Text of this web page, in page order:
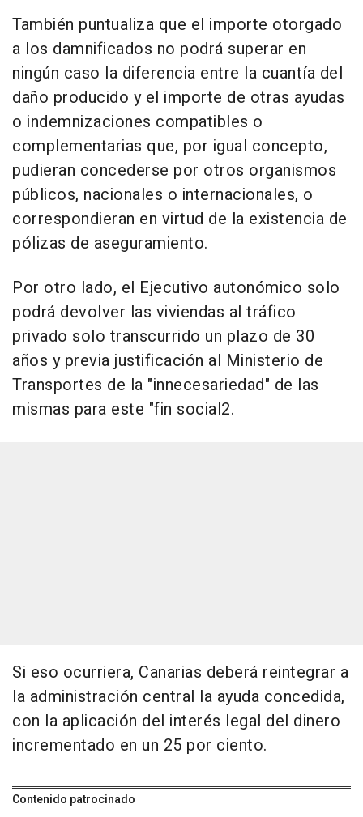
También puntualiza que el importe otorgado
a los damnificados no podrá superar en
ningún caso la diferencia entre la cuantía del
daño producido y el importe de otras ayudas
o indemnizaciones compatibles o
complementarias que, por igual concepto,
pudieran concederse por otros organismos
públicos, nacionales o internacionales, o
correspondieran en virtud de la existencia de
pólizas de aseguramiento.
Por otro lado, el Ejecutivo autonómico solo
podrá devolver las viviendas al tráfico
privado solo transcurrido un plazo de 30
años y previa justificación al Ministerio de
Transportes de la "innecesariedad" de las
mismas para este "fin social2.
Si eso ocurriera, Canarias deberá reintegrar a
la administración central la ayuda concedida,
con la aplicación del interés legal del dinero
incrementado en un 25 por ciento.
Contenido patrocinado